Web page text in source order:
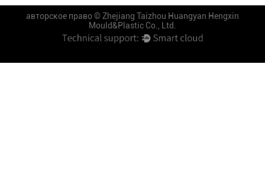
авторское право ©Zhejiang Taizhou Huangyan Hengxin
Mould&Plastic Co., Ltd.